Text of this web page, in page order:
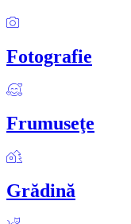
Fotografie
Frumuseţe
Grădină